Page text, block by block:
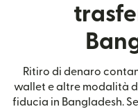
Ritiro di denaro
wallet e altre modalità
fiducia in Bangladesh.